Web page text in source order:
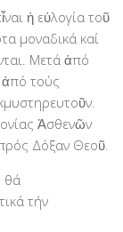
ἡ εὐλογία τοῦ
μοναδικά καί
Μετά ἀπό
ἀπό τούς
Ἀσθενῶν
Δόξαν Θεοῦ.
θά
τήν